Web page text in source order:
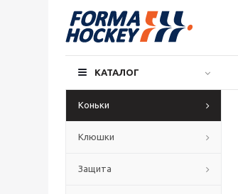
КАТАЛОГ
Коньки
Клюшки
Защита